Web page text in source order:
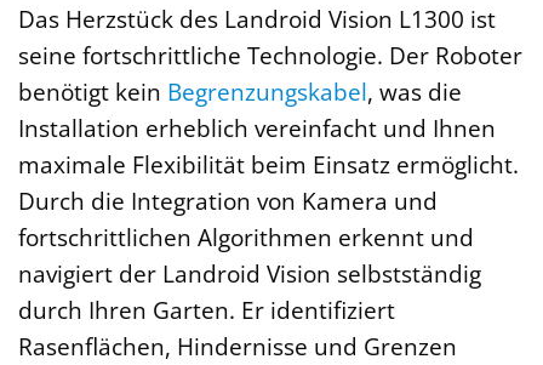
Das Herzstück des Landroid Vision L1300 ist
seine fortschrittliche Technologie. Der Roboter
benötigt kein Begrenzungskabel, was die
Installation erheblich vereinfacht und Ihnen
maximale Flexibilität beim Einsatz ermöglicht.
Durch die Integration von Kamera und
fortschrittlichen Algorithmen erkennt und
navigiert der Landroid Vision selbstständig
durch Ihren Garten. Er identifiziert
Rasenflächen, Hindernisse und Grenzen